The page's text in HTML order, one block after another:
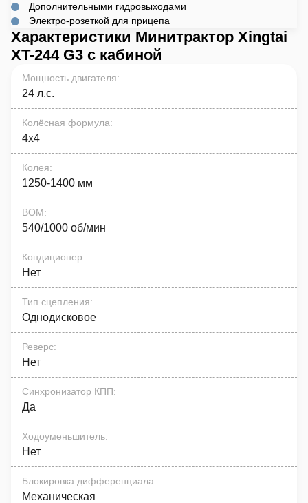
Дополнительными гидровыходами
Электро-розеткой для прицепа
Характеристики Минитрактор Xingtai
XT-244 G3 с кабиной
Мощность двигателя:
24 л.с.
Колёсная формула:
4x4
Колея:
1250-1400 мм
ВОМ:
540/1000 об/мин
Кондиционер:
Нет
Тип сцепления:
Однодисковое
Реверс:
Нет
Синхронизатор КПП:
Да
Ходоуменьшитель:
Нет
Блокировка дифференциала:
Механическая